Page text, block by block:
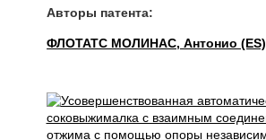
Авторы патента:
ФЛОТАТС МОЛИНАС, Антонио (ES)